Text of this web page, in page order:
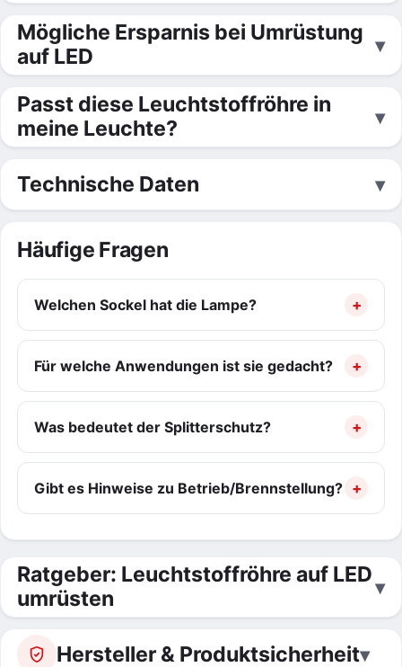
Mögliche Ersparnis bei Umrüstung
auf LED
Passt diese Leuchtstoffröhre in
meine Leuchte?
Technische Daten
Häufige Fragen
Welchen Sockel hat die Lampe?
Für welche Anwendungen ist sie gedacht?
Was bedeutet der Splitterschutz?
Gibt es Hinweise zu Betrieb/Brennstellung?
Ratgeber: Leuchtstoffröhre auf LED
umrüsten
Hersteller & Produktsicherheit